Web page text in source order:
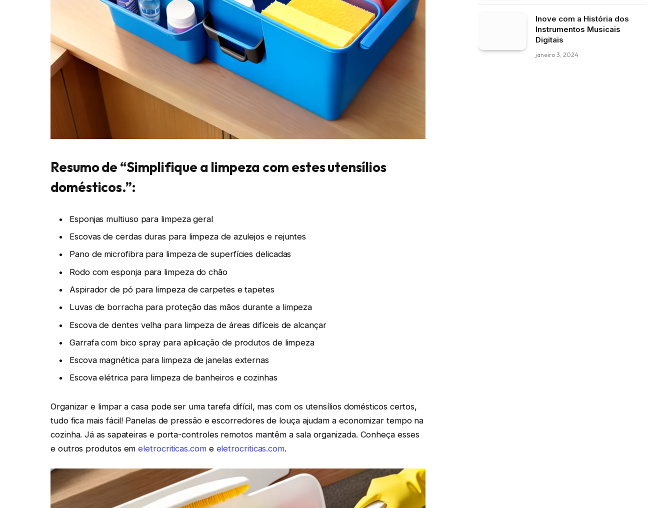
Resumo de “Simplifique a limpeza com estes utensílios
domésticos.”:
Esponjas multiuso para limpeza geral
Escovas de cerdas duras para limpeza de azulejos e rejuntes
Pano de microfibra para limpeza de superfícies delicadas
Rodo com esponja para limpeza do chão
Aspirador de pó para limpeza de carpetes e tapetes
Luvas de borracha para proteção das mãos durante a limpeza
Escova de dentes velha para limpeza de áreas difíceis de alcançar
Garrafa com bico spray para aplicação de produtos de limpeza
Escova magnética para limpeza de janelas externas
Escova elétrica para limpeza de banheiros e cozinhas
Organizar e limpar a casa pode ser uma tarefa difícil, mas com os utensílios domésticos certos,
tudo fica mais fácil! Panelas de pressão e escorredores de louça ajudam a economizar tempo na
cozinha. Já as sapateiras e porta-controles remotos mantêm a sala organizada. Conheça esses
e outros produtos emeletrocriticas.come eletrocriticas.com.
Inove com a História dos
Instrumentos Musicais
Digitais
janeiro 3, 2024